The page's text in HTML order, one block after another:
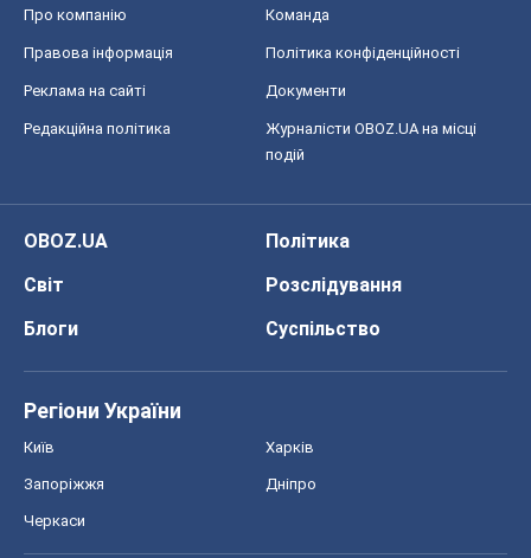
Про компанію Команда
Правова інформація Політика конфіденційності
Реклама на сайті Документи
Редакційна політика
Журналісти OBOZ.UA на місці
подій
OBOZ.UA
Політика
Світ
Розслідування
Блоги
Суспільство
Регіони України
Київ Харків
Запоріжжя Дніпро
Черкаси